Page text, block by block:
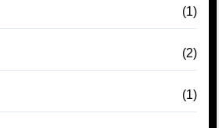
(1)
(2)
(1)